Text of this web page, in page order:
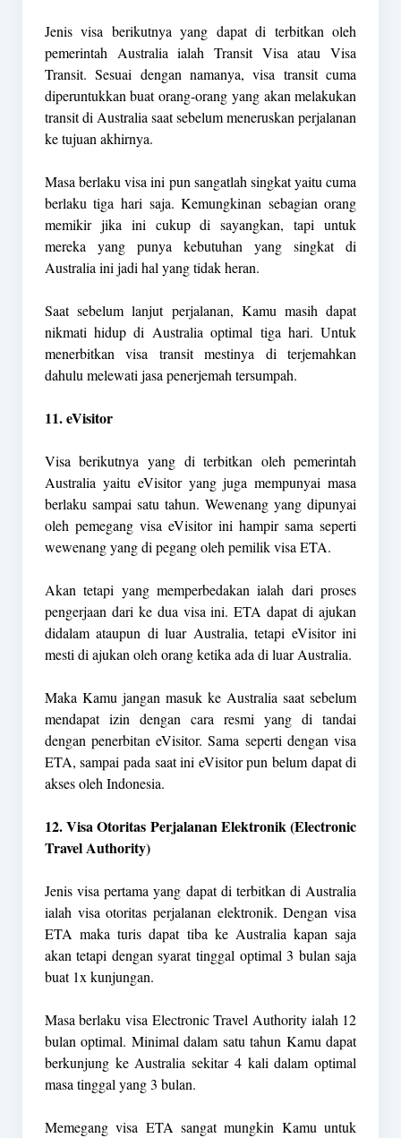
Jenis visa berikutnya yang dapat di terbitkan oleh
pemerintah Australia ialah Transit Visa atau Visa
Transit. Sesuai dengan namanya, visa transit cuma
diperuntukkan buat orang-orang yang akan melakukan
transit di Australia saat sebelum meneruskan perjalanan
ke tujuan akhirnya.
Masa berlaku visa ini pun sangatlah singkat yaitu cuma
berlaku tiga hari saja. Kemungkinan sebagian orang
memikir jika ini cukup di sayangkan, tapi untuk
mereka yang punya kebutuhan yang singkat di
Australia ini jadi hal yang tidak heran.
Saat sebelum lanjut perjalanan, Kamu masih dapat
nikmati hidup di Australia optimal tiga hari. Untuk
menerbitkan visa transit mestinya di terjemahkan
dahulu melewati jasa penerjemah tersumpah.
11. eVisitor
Visa berikutnya yang di terbitkan oleh pemerintah
Australia yaitu eVisitor yang juga mempunyai masa
berlaku sampai satu tahun. Wewenang yang dipunyai
oleh pemegang visa eVisitor ini hampir sama seperti
wewenang yang di pegang oleh pemilik visa ETA.
Akan tetapi yang memperbedakan ialah dari proses
pengerjaan dari ke dua visa ini. ETA dapat di ajukan
didalam ataupun di luar Australia, tetapi eVisitor ini
mesti di ajukan oleh orang ketika ada di luar Australia.
Maka Kamu jangan masuk ke Australia saat sebelum
mendapat izin dengan cara resmi yang di tandai
dengan penerbitan eVisitor. Sama seperti dengan visa
ETA, sampai pada saat ini eVisitor pun belum dapat di
akses oleh Indonesia.
12. Visa Otoritas Perjalanan Elektronik (Electronic
Travel Authority)
Jenis visa pertama yang dapat di terbitkan di Australia
ialah visa otoritas perjalanan elektronik. Dengan visa
ETA maka turis dapat tiba ke Australia kapan saja
akan tetapi dengan syarat tinggal optimal 3 bulan saja
buat 1x kunjungan.
Masa berlaku visa Electronic Travel Authority ialah 12
bulan optimal. Minimal dalam satu tahun Kamu dapat
berkunjung ke Australia sekitar 4 kali dalam optimal
masa tinggal yang 3 bulan.
Memegang visa ETA sangat mungkin Kamu untuk